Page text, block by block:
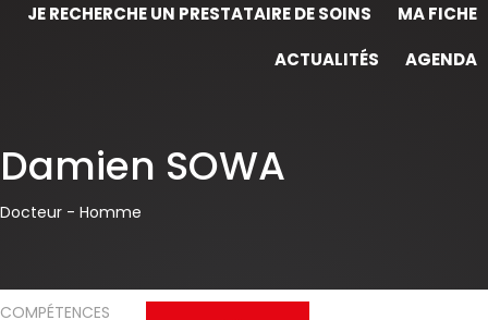
JE RECHERCHE UN PRESTATAIRE DE SOINS
MA FICHE
ACTUALITÉS
AGENDA
Damien SOWA
Docteur - Homme
COMPÉTENCES